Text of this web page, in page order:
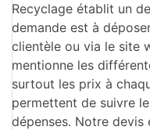
Recyclage établit un
demande est à
clientèle ou via le site
mentionne les
surtout les prix à
permettent de suivre
dépenses. Notre devis